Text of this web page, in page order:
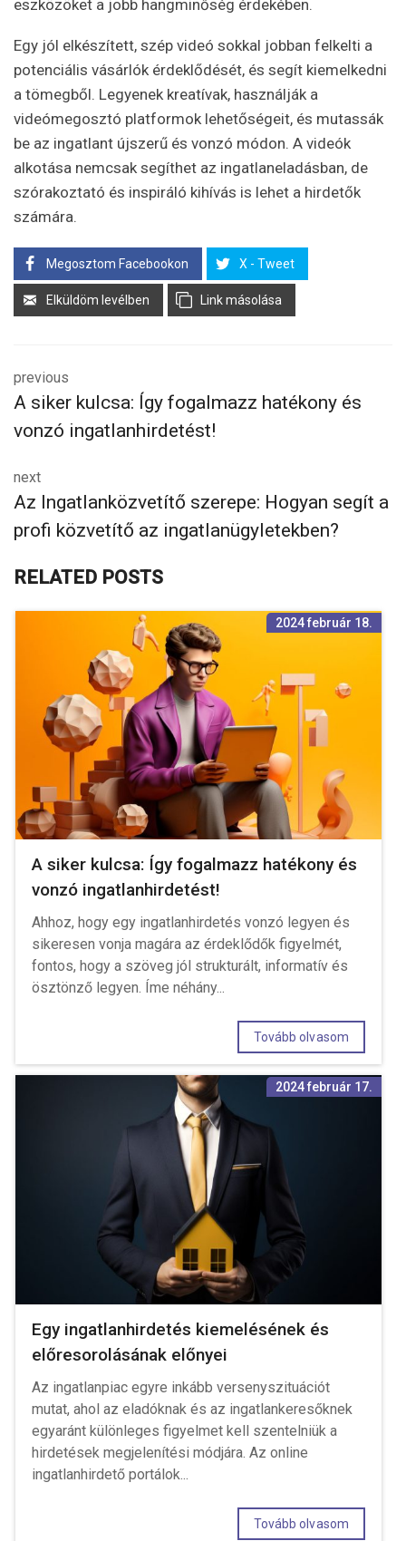
eszközöket a jobb hangminőség érdekében.
Egy jól elkészített, szép videó sokkal jobban felkelti a
potenciális vásárlók érdeklődését, és segít kiemelkedni
a tömegből. Legyenek kreatívak, használják a
videómegosztó platformok lehetőségeit, és mutassák
be az ingatlant újszerű és vonzó módon. A videók
alkotása nemcsak segíthet az ingatlaneladásban, de
szórakoztató és inspiráló kihívás is lehet a hirdetők
számára.
Megosztom Facebookon X - Tweet
Elküldöm levélben Link másolása
previous
A siker kulcsa: Így fogalmazz hatékony és
vonzó ingatlanhirdetést!
next
Az Ingatlanközvetítő szerepe: Hogyan segít a
profi közvetítő az ingatlanügyletekben?
RELATED POSTS
2024 február 18.
A siker kulcsa: Így fogalmazz hatékony és
vonzó ingatlanhirdetést!
Ahhoz, hogy egy ingatlanhirdetés vonzó legyen és
sikeresen vonja magára az érdeklődők figyelmét,
fontos, hogy a szöveg jól strukturált, informatív és
ösztönző legyen. Íme néhány...
Tovább olvasom
2024 február 17.
Egy ingatlanhirdetés kiemelésének és
előresorolásának előnyei
Az ingatlanpiac egyre inkább versenyszituációt
mutat, ahol az eladóknak és az ingatlankeresőknek
egyaránt különleges figyelmet kell szentelniük a
hirdetések megjelenítési módjára. Az online
ingatlanhirdető portálok...
Tovább olvasom